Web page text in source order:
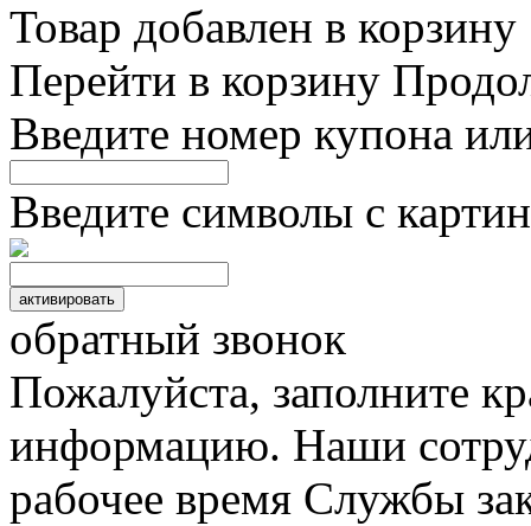
Товар добавлен в корзину
Перейти в корзину
Введите номер купона
Введите символы с
обратный звонок
Пожалуйста, заполните
информацию. Наши
рабочее время Службы